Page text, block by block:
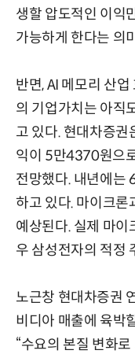
생할 압도적인 이익
가능하게 한다는 의
반면, AI 메모리 산
의 기업가치는 아직
고 있다. 현대차증권
익이 5만4370원으
전망했다. 내년에는
하고 있다. 마이크론
예상된다. 실제 마이
우 삼성전자의 적정
노근창 현대차증권
비디아 매출에 육박
“수요의 본질 변화